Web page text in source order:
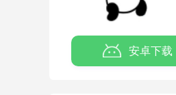
安卓下载